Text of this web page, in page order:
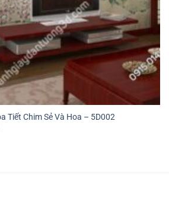
Tiết Chim Sẻ Và Hoa – 5D002